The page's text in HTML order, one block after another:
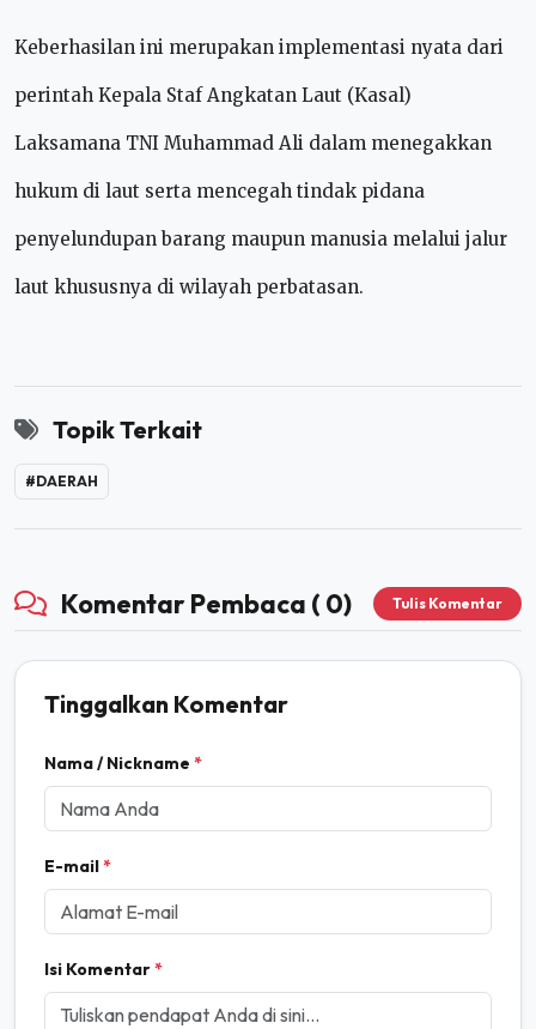
Keberhasilan ini merupakan implementasi nyata dari
perintah Kepala Staf Angkatan Laut (Kasal)
Laksamana TNI Muhammad Ali dalam menegakkan
hukum di laut serta mencegah tindak pidana
penyelundupan barang maupun manusia melalui jalur
laut khususnya di wilayah perbatasan.
Topik Terkait
#DAERAH
Komentar Pembaca ( 0) Tulis Komentar
Tinggalkan Komentar
Nama / Nickname *
E-mail*
Isi Komentar*